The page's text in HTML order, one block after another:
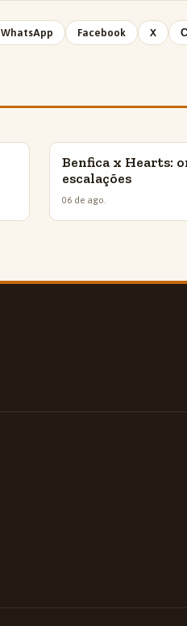
WhatsApp Facebook X
INSIGHTS
Benfica x Hearts:
escalações
06 de ago.